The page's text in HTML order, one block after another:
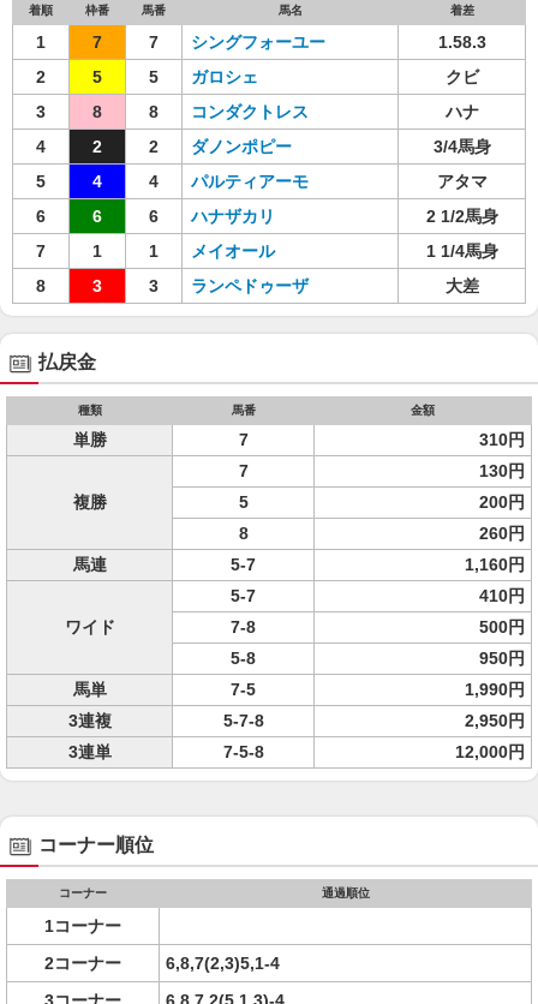
着順 枠番 馬番 馬名 着差
1 7 7 シングフォーユー
1.58.3
2
5 5 ガロシェ
クビ
3
8 8 コンダクトレス
ハナ
4
2 2 ダノンポピー
3/4馬身
5
4 4 パルティアーモ
アタマ
6
6 6 ハナザカリ
2 1/2馬身
7
1 1 メイオール
1 1/4馬身
8
3 3 ランペドゥーザ 大差
払戻金
種類 馬番 金額
単勝 7 310円
複勝
7
130円
5
200円
8
260円
馬連
5-7 1,160円
ワイド
5-7
410円
7-8
500円
5-8
950円
馬単
7-5
1,990円
3連複
5-7-8
2,950円
3連単
7-5-8 12,000円
コーナー順位
コーナー 通過順位
1コーナー
2コーナー
6,8,7(2,3)5,1-4